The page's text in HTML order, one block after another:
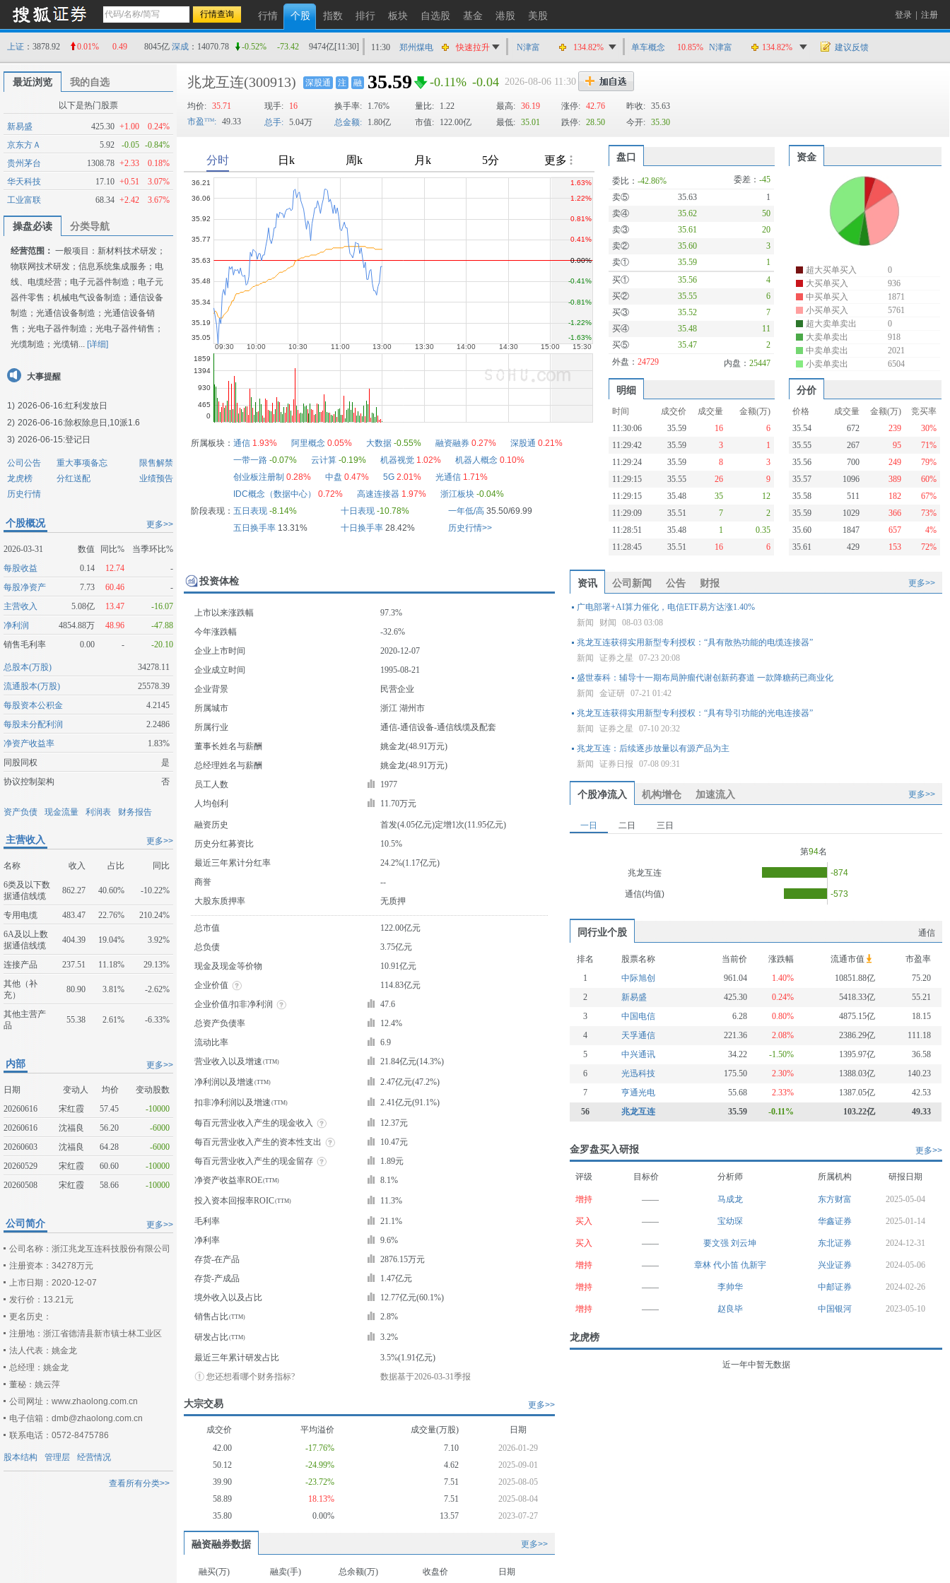
行情 个股 指数 排行 板块 自选股 基金 港股 美股 登录 注册
上证 ：3878.92 0.01% 0.49 8045亿 深成 ：14070.78 -0.52% -73.42 9474亿[11:30]
11:30
泛微网络
快速拉升
11:30
郑州煤电
快速拉升
11:30
*ST元道
快速拉升
11:30
海川智能
快速拉升
11:30
蜀道装备
11:30
神农种业
快速拉升
N津富 134.82% 单车概念 10.85% N津富 134.82% 建议反馈
最近浏览 我的自选
以下是热门股票
新易盛 425.30 +1.00
0.24%
京东方Ａ
5.92 -0.05 -0.84%
贵州茅台
1308.78 +2.33
0.18%
华天科技
17.10 +0.51
3.07%
工业富联
68.34 +2.42 3.67%
操盘必读 分类导航
经营范围： 一般项目：新材料技术研发；
物联网技术研发；信息系统集成服务；电
线、电缆经营；电子元器件制造；电子元
器件零售；机械电气设备制造；通信设备
制造；光通信设备制造；光通信设备销
售；光电子器件制造；光电子器件销售；
光缆制造；光缆销... [详细]
大事提醒
1) 2026-06-16:红利发放日
2) 2026-06-16:除权除息日,10派1.6
3) 2026-06-15:登记日
公司公告 重大事项备忘
限售解禁
龙虎榜
分红送配
业绩预告
历史行情
更多>>
个股概况
2026-03-31 数值 同比%
当季环比%
每股收益
0.14 12.74
-
每股净资产
7.73 60.46
-
主营收入
5.08亿 13.47
-16.07
净利润
4854.88万 48.96
-47.88
销售毛利率
0.00 - -20.10
总股本(万股)
34278.11
流通股本(万股)
25578.39
每股资本公积金
4.2145
每股未分配利润
2.2486
净资产收益率
1.83%
同股同权
是
协议控制架构
否
资产负债 现金流量 利润表 财务报告
更多>>
主营收入
名称 收入 占比
同比
6类及以下数
据通信线缆
862.27 40.60% -10.22%
专用电缆 483.47 22.76%
210.24%
6A及以上数
据通信线缆
404.39 19.04% 3.92%
连接产品 237.51 11.18%
29.13%
其他（补
充）
80.90 3.81% -2.62%
其他主营产
品
55.38 2.61% -6.33%
更多>>
内部
日期 变动人 均价
变动股数
20260616
宋红霞 57.45
-10000
20260616
沈福良 56.20
-6000
20260603
沈福良 64.28
-6000
20260529
宋红霞 60.60
-10000
20260508
宋红霞 58.66 -10000
更多>>
公司简介
公司名称：浙江兆龙互连科技股份有限公司
注册资本：34278万元
上市日期：2020-12-07
发行价：13.21元
更名历史：
注册地：浙江省德清县新市镇士林工业区
法人代表：姚金龙
总经理：姚金龙
董秘：姚云萍
公司网址：www.zhaolong.com.cn
电子信箱：dmb@zhaolong.com.cn
联系电话：0572-8475786
股本结构 管理层 经营情况
查看所有分类>>
兆龙互连(300913) 深股通 注 融 35.59 -0.11% -0.04 2026-08-06 11:30
均价: 35.71 现手: 16 换手率: 1.76% 量比: 1.22 最高: 36.19 涨停: 42.76 昨收: 35.63
市盈
TTM
: 49.33 总手: 5.04万 总金额: 1.80亿 市值: 122.00亿 最低: 35.01 跌停: 28.50 今开: 35.30
所属板块： 通信 1.93% 阿里概念 0.05% 大数据 -0.55% 融资融券 0.27% 深股通 0.21%
一带一路 -0.07% 云计算 -0.19% 机器视觉 1.02% 机器人概念 0.10%
创业板注册制 0.28% 中盘 0.47% 5G 2.01% 光通信 1.71%
IDC概念（数据中心）
0.72% 高速连接器 1.97% 浙江板块 -0.04%
阶段表现： 五日表现 -8.14% 十日表现 -10.78% 一年低/高 35.50/69.99
五日换手率13.31% 十日换手率28.42% 历史行情>>
盘口 资金
委比：-42.86% 委差：-45
卖⑤
35.63
1
卖④
35.62
50
卖③
35.61
20
卖②
35.60
3
卖①
35.59
1
买①
35.56
4
买②
35.55
6
买③
35.52
7
买④
35.48
11
买⑤
35.47
2
外盘：24729 内盘：25447
超大买单买入
0
大买单买入
936
中买单买入
1871
小买单买入
5761
超大卖单卖出
0
大卖单卖出
918
中卖单卖出
2021
小卖单卖出
6504
明细 分价
时间 成交价 成交量
金额(万)
11:30:06
35.59 16
6
11:29:42
35.59 3
1
11:29:24
35.59 8
3
11:29:15
35.55 26
9
11:29:15
35.48 35
12
11:29:09
35.51 7
2
11:28:51
35.48 1
0.35
11:28:45
35.51 16 6
价格 成交量 金额(万)
竞买率
35.54
672 239
30%
35.55
267 95
71%
35.56
700 249
79%
35.57
1096 389
60%
35.58
511 182
67%
35.59
1029 366
73%
35.60
1847 657
4%
35.61
429 153 72%
投资体检
上市以来涨跌幅
97.3%
今年涨跌幅
-32.6%
企业上市时间
2020-12-07
企业成立时间
1995-08-21
企业背景
民营企业
所属城市
浙江 湖州市
所属行业
通信-通信设备-通信线缆及配套
董事长姓名与薪酬
姚金龙(48.91万元)
总经理姓名与薪酬
姚金龙(48.91万元)
员工人数
1977
人均创利
11.70万元
融资历史
首发(4.05亿元)定增1次(11.95亿元)
历史分红募资比
10.5%
最近三年累计分红率
24.2%(1.17亿元)
商誉
--
大股东质押率
无质押
总市值
122.00亿元
总负债
3.75亿元
现金及现金等价物
10.91亿元
企业价值
114.83亿元
企业价值/扣非净利润
47.6
总资产负债率
12.4%
流动比率
6.9
营业收入以及增速
21.84亿元(14.3%)
净利润以及增速 2.47亿元(47.2%)
扣非净利润以及增速 2.41亿元(91.1%)
每百元营业收入产生的现金收入
12.37元
每百元营业收入产生的资本性支出
10.47元
每百元营业收入产生的现金留存
1.89元
净资产收益率ROE
8.1%
投入资本回报率ROIC 11.3%
毛利率
21.1%
净利率
9.6%
存货-在产品
2876.15万元
存货-产成品
1.47亿元
境外收入以及占比
12.77亿元(60.1%)
销售占比
2.8%
研发占比 3.2%
最近三年累计研发占比
3.5%(1.91亿元)
您还想看哪个财务指标?
数据基于2026-03-31季报
更多>>
大宗交易
成交价 平均溢价 成交量(万股)
日期
42.00
-17.76% 7.10
2026-01-29
50.12
-24.99% 4.62
2025-09-01
39.90
-23.72% 7.51
2025-08-05
58.89
18.13% 7.51
2025-08-04
35.80
0.00% 13.57 2023-07-27
融资融券数据 更多>>
融买(万) 融卖(手) 总余额(万) 收盘价 日期
资讯 公司新闻 公告 财报 更多>>
广电部署+AI算力催化，电信ETF易方达涨1.40%
新闻
财闻
08-03 03:08
兆龙互连获得实用新型专利授权：“具有散热功能的电缆连接器”
新闻
证券之星
07-23 20:08
盛世泰科：辅导十一期布局肿瘤代谢创新药赛道 一款降糖药已商业化
新闻
金证研
07-21 01:42
兆龙互连获得实用新型专利授权：“具有导引功能的光电连接器”
新闻
证券之星
07-10 20:32
兆龙互连：后续逐步放量以有源产品为主
新闻
证券日报 07-08 09:31
个股净流入 机构增仓 加速流入 更多>>
一日 二日 三日
第94名
兆龙互连 -874
通信(均值) -573
同行业个股 通信
排名 股票名称 当前价 涨跌幅 流通市值
市盈率
1
中际旭创 961.04 1.40% 10851.88亿
75.20
2
新易盛 425.30 0.24% 5418.33亿
55.21
3
中国电信 6.28 0.80% 4875.15亿
18.15
4
天孚通信 221.36 2.08% 2386.29亿
111.18
5
中兴通讯 34.22 -1.50% 1395.97亿
36.58
6
光迅科技 175.50 2.30% 1388.03亿
140.23
7
亨通光电 55.68 2.33% 1387.05亿
42.53
56
兆龙互连 35.59 -0.11% 103.22亿 49.33
更多>>
金罗盘买入研报
评级 目标价 分析师 所属机构 研报日期
增持 —— 马成龙 东方财富 2025-05-04
买入 —— 宝幼琛 华鑫证券 2025-01-14
买入 —— 要文强刘云坤 东北证券 2024-12-31
增持 —— 章林 代小笛 仇新宇 兴业证券 2024-05-06
增持 —— 李帅华 中邮证券 2024-02-26
增持 —— 赵良毕 中国银河 2023-05-10
龙虎榜
近一年中暂无数据